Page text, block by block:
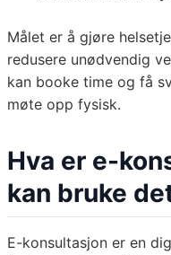
Målet er å gjøre
redusere unødvendig
kan booke time og få
møte opp fysisk.
Hva er e-
kan bruke
E-konsultasjon er en